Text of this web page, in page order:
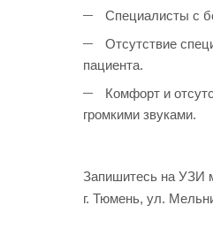
Специалисты с
Отсутствие
пациента.
Комфорт и
громкими звуками.
Запишитесь на УЗИ
г. Тюмень, ул.